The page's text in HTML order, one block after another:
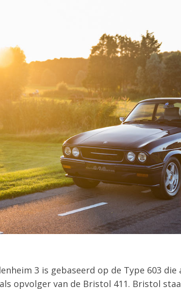
3 is gebaseerd op de Type 603
opvolger van de Bristol 411. Bristol